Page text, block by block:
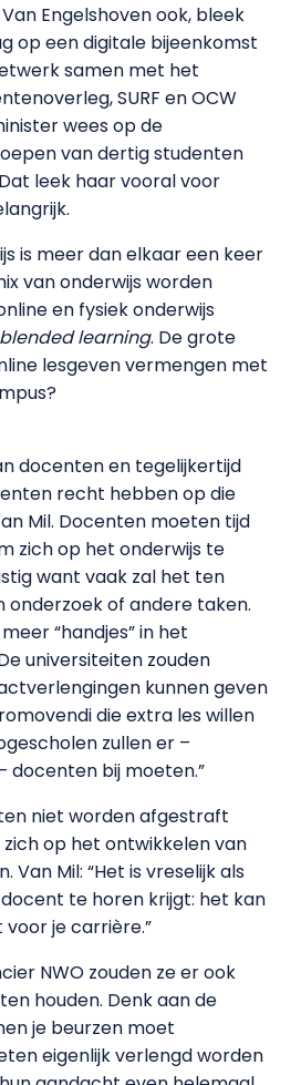
Engelshoven ook, bleek
op een digitale bijeenkomst
samen met het
SURF en OCW
wees op de
van dertig studenten
leek haar vooral voor
is meer dan elkaar een keer
van onderwijs worden
en fysiek onderwijs
blended learning. De grote
lesgeven vermengen met
docenten en tegelijkertijd
recht hebben op die
Mil. Docenten moeten tijd
zich op het onderwijs te
want vaak zal het ten
onderzoek of andere taken.
“handjes” in het
universiteiten zouden
kunnen geven
die extra les willen
zullen er –
docenten bij moeten.”
niet worden afgestraft
op het ontwikkelen van
Van Mil: “Het is vreselijk als
te horen krijgt: het kan
je carrière.”
NWO zouden ze er ook
houden. Denk aan de
je beurzen moet
eigenlijk verlengd worden